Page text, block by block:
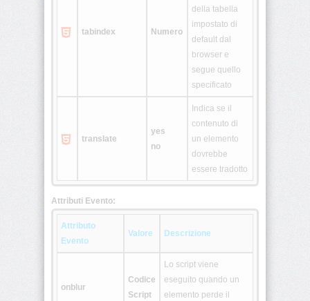
<sub>
<tbody>
<textarea>
<tfoot>
tabindex Numero
della tabella
impostato di
default dal
browser e
segue quello
specificato
translate
yes
no
Indica se il
contenuto di
un elemento
dovrebbe
essere tradotto
Attributi Evento:
Attributo
Evento
Valore Descrizione
onblur
Codice
Script
Lo script viene
eseguito quando un
elemento perde il